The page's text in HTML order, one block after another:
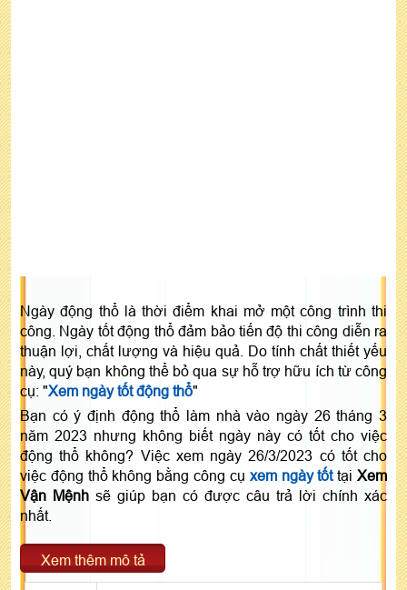
Ngày động thổ là thời điểm khai mở một công trình thi
công. Ngày tốt động thổ đảm bảo tiến độ thi công diễn ra
thuận lợi, chất lượng và hiệu quả. Do tính chất thiết yếu
này, quý bạn không thể bỏ qua sự hỗ trợ hữu ích từ công
cụ: "Xem ngày tốt động thổ"
Bạn có ý định động thổ làm nhà vào ngày 26 tháng 3
năm 2023 nhưng không biết ngày này có tốt cho việc
động thổ không? Việc xem ngày 26/3/2023 có tốt cho
việc động thổ không bằng công cụ xem ngày tốttạiXem
Vận Mệnh sẽ giúp bạn có được câu trả lời chính xác
nhất.
Xem thêm mô tả